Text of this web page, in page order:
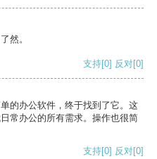
然。
支持[0] 反对[0]
的办公软件，终于找到了它。这
常办公的所有需求。操作也很简
支持[0] 反对[0]